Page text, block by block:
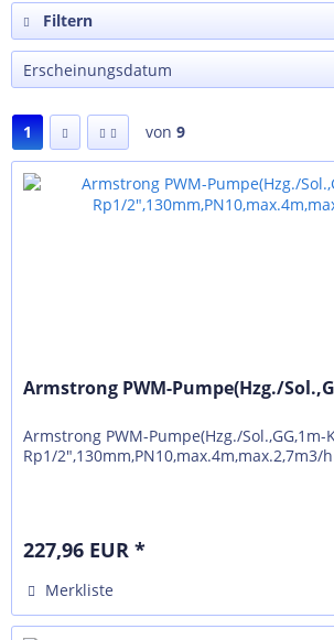
Filtern
1 von 9
Armstrong PWM-Pumpe(Hzg./
Armstrong PWM-Pumpe(Hzg./Sol.,GG,1m-
Rp1/2",130mm,PN10,max.4m,max.2,7m3/h
227,96 EUR *
Merkliste